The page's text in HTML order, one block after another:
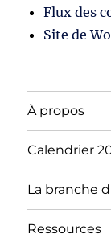
Flux des
Site de
À propos
Calendrier
La branche
Ressources